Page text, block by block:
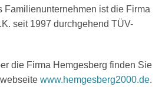
Familienunternehmen ist die Firma
seit 1997 durchgehend TÜV-
die Firma Hemgesberg finden Sie
www.hemgesberg2000.de.